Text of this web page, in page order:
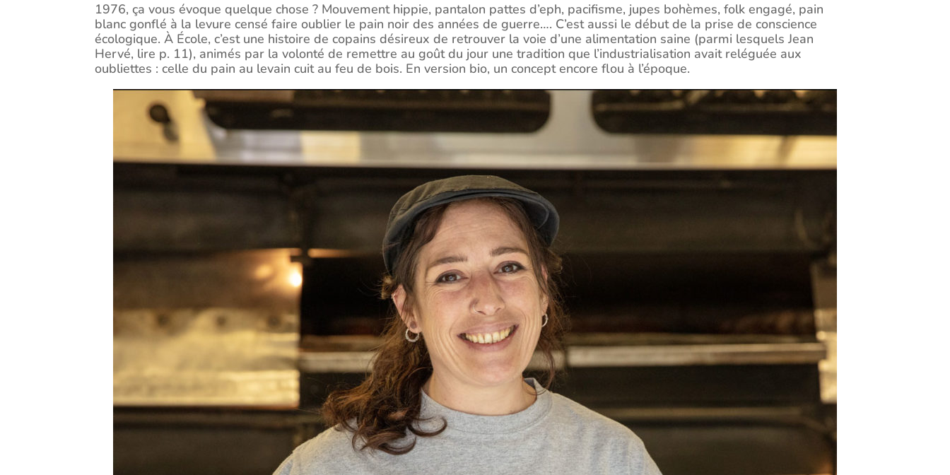
1976, ça vous évoque quelque chose ? Mouvement hippie, pantalon pattes d’eph, pacifisme, jupes bohèmes, folk engagé, pain
blanc gonflé à la levure censé faire oublier le pain noir des années de guerre…. C’est aussi le début de la prise de conscience
écologique. À École, c’est une histoire de copains désireux de retrouver la voie d’une alimentation saine (parmi lesquels Jean
Hervé, lire p. 11), animés par la volonté de remettre au goût du jour une tradition que l’industrialisation avait reléguée aux
oubliettes : celle du pain au levain cuit au feu de bois. En version bio, un concept encore flou à l’époque.